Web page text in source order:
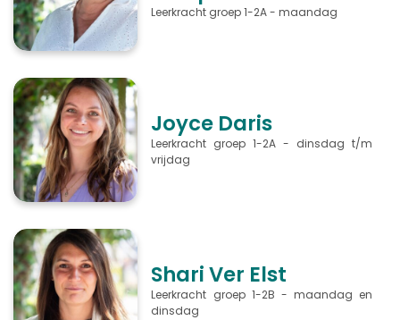
Leerkracht groep 1-2A - maandag
Joyce Daris
Leerkracht groep 1-2A - dinsdag t/m
vrijdag
Shari Ver Elst
Leerkracht groep 1-2B - maandag en
dinsdag